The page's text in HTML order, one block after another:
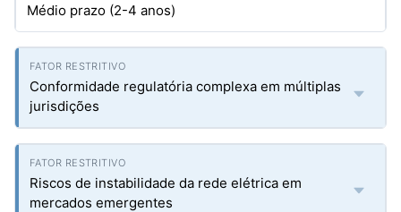
Médio prazo (2-4 anos)
Conformidade regulatória complexa em múltiplas
jurisdições
Riscos de instabilidade da rede elétrica em
mercados emergentes